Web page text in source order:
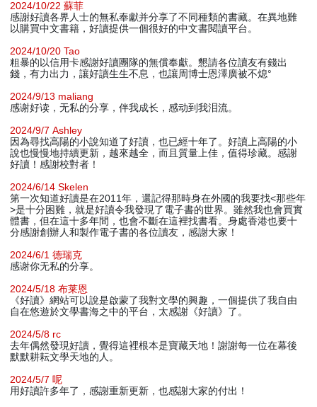
2024/10/22 蘇菲
感謝好讀各界人士的無私奉獻并分享了不同種類的書藏。在異地難
以購買中文書籍，好讀提供一個很好的中文書閱讀平台。
2024/10/20 Tao
粗暴的以信用卡感謝好讀團隊的無償奉獻。懇請各位讀友有錢出
錢，有力出力，讓好讀生生不息，也讓周博士恩澤廣被不熄°
2024/9/13 maliang
感谢好读，无私的分享，伴我成长，感动到我泪流。
2024/9/7 Ashley
因為尋找高陽的小說知道了好讀，也已經十年了。好讀上高陽的小
說也慢慢地持續更新，越來越全，而且質量上佳，值得珍藏。感謝
好讀！感謝校對者！
2024/6/14 Skelen
第一次知道好讀是在2011年，還記得那時身在外國的我要找<那些年
>是十分困難，就是好讀令我發現了電子書的世界。雖然我也會買實
體書，但在這十多年間，也會不斷在這裡找書看。身處香港也要十
分感謝創辦人和製作電子書的各位讀友，感謝大家！
2024/6/1 德瑞克
感谢你无私的分享。
2024/5/18 布莱恩
《好讀》網站可以說是啟蒙了我對文學的興趣，一個提供了我自由
自在悠遊於文學書海之中的平台，太感謝《好讀》了。
2024/5/8 rc
去年偶然發現好讀，覺得這裡根本是寶藏天地！謝謝每一位在幕後
默默耕耘文學天地的人。
2024/5/7 呢
用好讀許多年了，感謝重新更新，也感謝大家的付出！